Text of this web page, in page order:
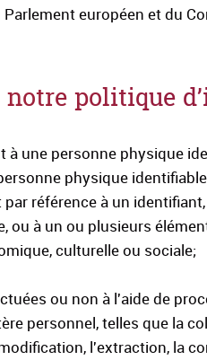
européen et du
politique
une personne physique
physique
référence à un
ou à un ou plusieurs
culturelle ou sociale;
ou non à l'aide de
personnel, telles que la
l'extraction, la